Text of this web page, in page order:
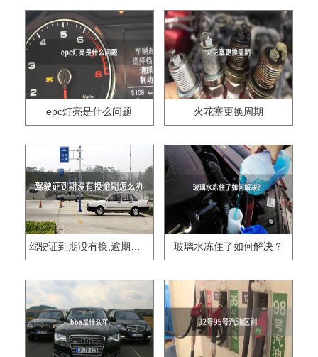
epc灯亮是什么问题 火花塞更换周期
驾驶证到期没有换,逾期怎么办?? 玻璃水冻住了如何解决？